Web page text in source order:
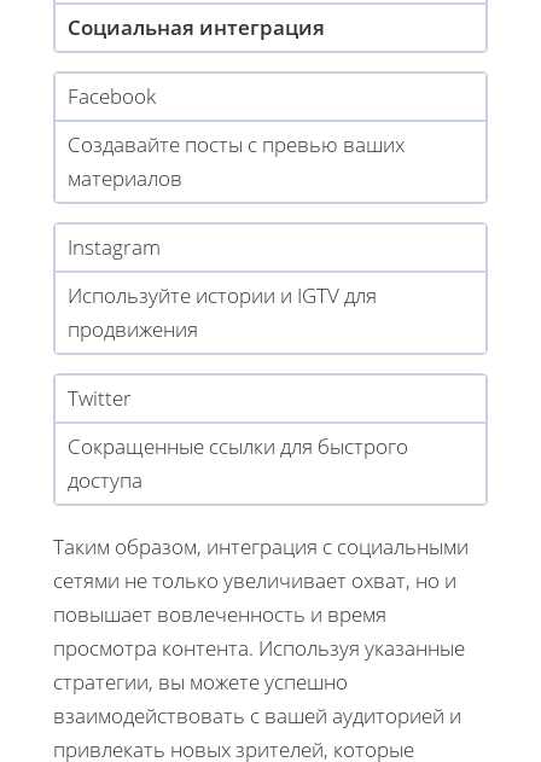
Социальная интеграция
Facebook
Создавайте посты с превью ваших
материалов
Instagram
Используйте истории и IGTV для
продвижения
Twitter
Сокращенные ссылки для быстрого
доступа
Таким образом, интеграция с социальными
сетями не только увеличивает охват, но и
повышает вовлеченность и время
просмотра контента. Используя указанные
стратегии, вы можете успешно
взаимодействовать с вашей аудиторией и
привлекать новых зрителей, которые